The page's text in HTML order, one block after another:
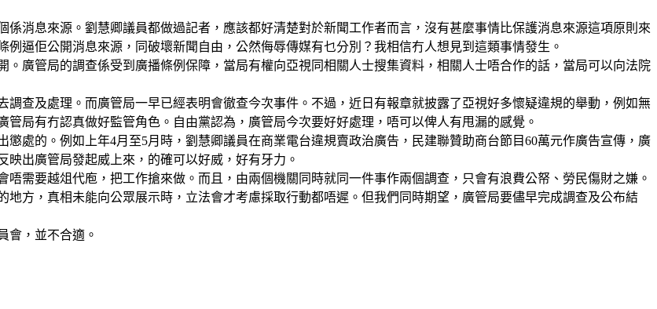
消息來源。劉慧卿議員都做過記者，應該都好清楚對於新聞工作者而言，沒有甚麼事情比保護消息來源這項原則來
逼佢公開消息來源，同破壞新聞自由，公然侮辱傳媒有乜分別？我相信冇人想見到這類事情發生。
廣管局的調查係受到廣播條例保障，當局有權向亞視同相關人士搜集資料，相關人士唔合作的話，當局可以向法院
查及處理。而廣管局一早已經表明會徹查今次事件。不過，近日有報章就披露了亞視好多懷疑違規的舉動，例如無
局有冇認真做好監管角色。自由黨認為，廣管局今次要好好處理，唔可以俾人有甩漏的感覺。
處的。例如上年4月至5月時，劉慧卿議員在商業電台違規賣政治廣告，民建聯贊助商台節目60萬元作廣告宣傳，廣
出廣管局發起威上來，的確可以好威，好有牙力。
需要越俎代庖，把工作搶來做。而且，由兩個機關同時就同一件事作兩個調查，只會有浪費公帑、勞民傷財之嫌。
方，真相未能向公眾展示時，立法會才考慮採取行動都唔遲。但我們同時期望，廣管局要儘早完成調查及公布結
會，並不合適。